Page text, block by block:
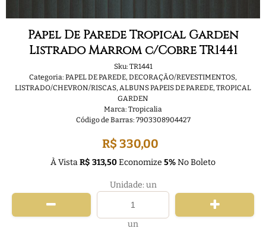
Papel De Parede Tropical Garden
Listrado Marrom c/Cobre TR1441
Sku: TR1441
Categoria: PAPEL DE PAREDE,DECORAÇÃO/REVESTIMENTOS,
LISTRADO/CHEVRON/RISCAS,ALBUNS PAPEIS DE PAREDE,TROPICAL
GARDEN
Marca: Tropicalia
Código de Barras: 7903308904427
R$ 330,00
À VistaR$ 313,50Economize 5%No Boleto
Unidade: un
un